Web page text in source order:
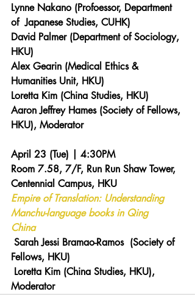
Lynne Nakano (Profoessor, Department
of Japanese Studies, CUHK)
David Palmer (Department of Sociology,
HKU)
Alex Gearin (Medical Ethics &
Humanities Unit, HKU)
Loretta Kim (China Studies, HKU)
Aaron Jeffrey Hames (Society of Fellows,
HKU), Moderator
April 23 (Tue) | 4:30PM
Room 7.58, 7/F, Run Run Shaw Tower,
Centennial Campus, HKU
Empire of Translation: Understanding
Manchu-language books in Qing
China
Sarah Jessi Bramao-Ramos  (Society of
Fellows, HKU)
Loretta Kim (China Studies, HKU),
Moderator